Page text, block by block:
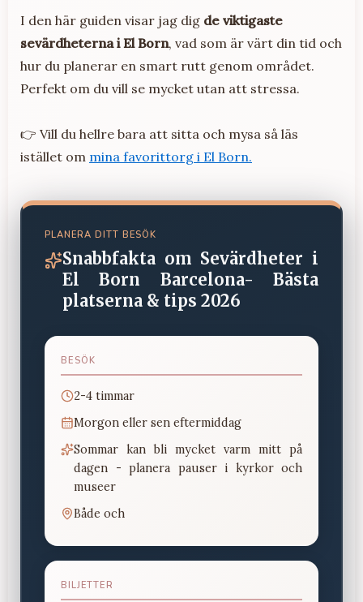
I den här guiden visar jag dig de viktigaste
sevärdheterna i El Born, vad som är värt din tid och
hur du planerar en smart rutt genom området.
Perfekt om du vill se mycket utan att stressa.
👉 Vill du hellre bara att sitta och mysa så läs
istället om mina favorittorg i El Born.
PLANERA DITT BESÖK
Snabbfakta om Sevärdheter i
El Born Barcelona- Bästa
platserna & tips 2026
BESÖK
2-4 timmar
Morgon eller sen eftermiddag
Sommar kan bli mycket varm mitt på
dagen - planera pauser i kyrkor och
museer
Både och
BILJETTER